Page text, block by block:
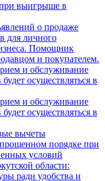
выигрыше в
о продаже
для личного
Помощник
и покупателем.
и обслуживание
осуществляться в
и обслуживание
осуществляться в
вычеты
порядке при
условий
области:
ради удобства и